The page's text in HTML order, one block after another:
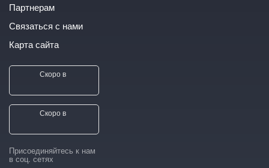
Партнерам
Связаться с нами
Карта сайта
Скоро в
Скоро в
Присоединяйтесь к нам
в соц. сетях